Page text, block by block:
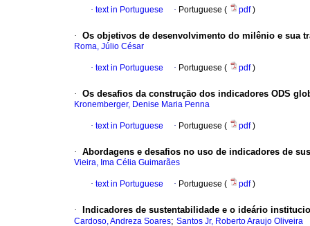
· text in Portuguese · Portuguese ( pdf)
· Os objetivos de desenvolvimento do milênio e sua
Roma, Júlio César
· text in Portuguese · Portuguese ( pdf)
· Os desafios da construção dos indicadores ODS
Kronemberger, Denise Maria Penna
· text in Portuguese · Portuguese ( pdf)
· Abordagens e desafios no uso de indicadores de
Vieira, Ima Célia Guimarães
· text in Portuguese · Portuguese ( pdf)
· Indicadores de sustentabilidade e o ideário
Cardoso, Andreza Soares; Santos Jr, Roberto Araujo Oliveira